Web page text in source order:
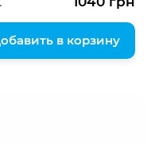
в корзину